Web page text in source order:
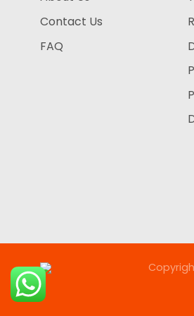
Contact Us
FAQ